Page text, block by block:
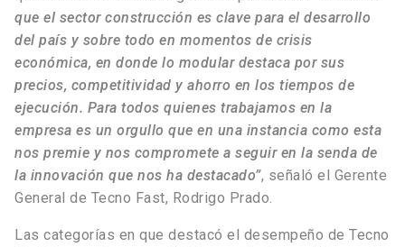
que el sector construcción es clave para el desarrollo
del país y sobre todo en momentos de crisis
económica, en donde lo modular destaca por sus
precios, competitividad y ahorro en los tiempos de
ejecución. Para todos quienes trabajamos en la
empresa es un orgullo que en una instancia como esta
nos premie y nos compromete a seguir en la senda de
la innovación que nos ha destacado”, señaló el Gerente
General de Tecno Fast, Rodrigo Prado.
Las categorías en que destacó el desempeño de Tecno